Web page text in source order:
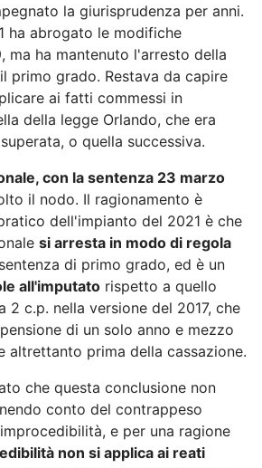
la giurisprudenza per anni.
ha abrogato le modifiche
ma ha mantenuto l'arresto della
primo grado. Restava da capire
ai fatti commessi in
della legge Orlando, che era
o quella successiva.
con la sentenza 23 marzo
il nodo. Il ragionamento è
dell'impianto del 2021 è che
si arresta in modo di regola
di primo grado, ed è un
all'imputato rispetto a quello
2 c.p. nella versione del 2017, che
di un solo anno e mezzo
altrettanto prima della cassazione.
che questa conclusione non
conto del contrappeso
e per una ragione
non si applica ai reati